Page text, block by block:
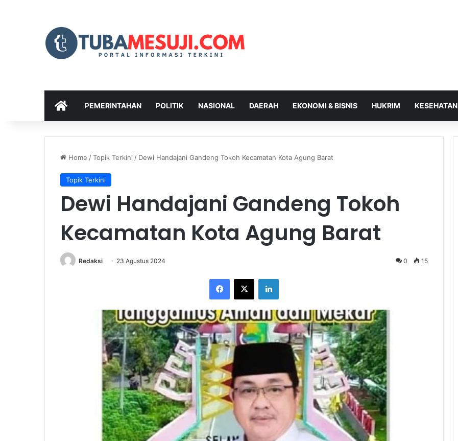
HOMEPEMERINTAHAN POLITIK NASIONAL DAERAH EKONOMI & BISNIS HUKRIM KESEHATAN
Home /Topik Terkini / Dewi Handajani Gandeng Tokoh Kecamatan Kota Agung Barat
Topik Terkini
Dewi Handajani Gandeng Tokoh
Kecamatan Kota Agung Barat
Redaksi 23 Agustus 2024 0 15
Facebook
X LinkedIn